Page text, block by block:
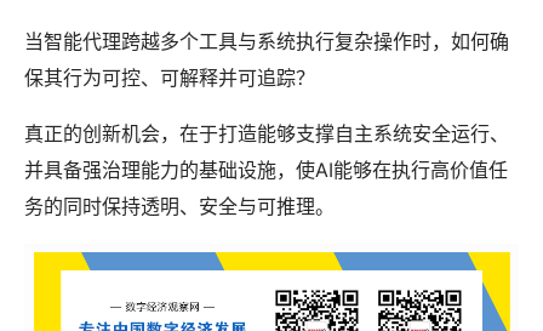
当智能代理跨越多个工具与系统执行复杂操作时，如何确
保其行为可控、可解释并可追踪？
真正的创新机会，在于打造能够支撑自主系统安全运行、
并具备强治理能力的基础设施，使AI能够在执行高价值任
务的同时保持透明、安全与可推理。